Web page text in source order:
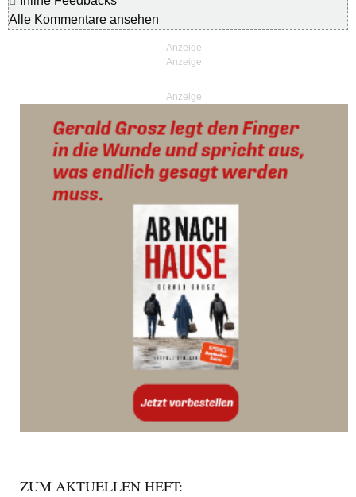
Alle Kommentare ansehen
Anzeige
ZUM AKTUELLEN HEFT: